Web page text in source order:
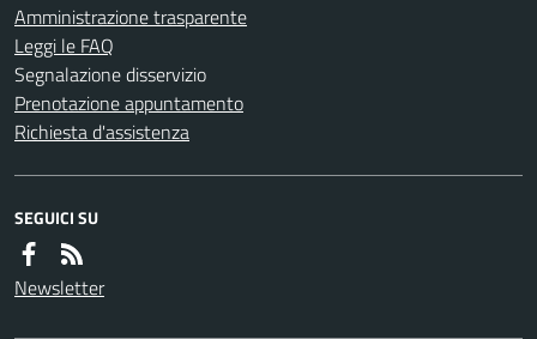
Amministrazione trasparente
Leggi le FAQ
Segnalazione disservizio
Prenotazione appuntamento
Richiesta d'assistenza
SEGUICI SU
Newsletter